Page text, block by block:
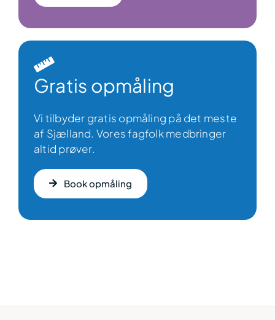
Gratis opmåling
Vi tilbyder gratis opmåling på det meste
af Sjælland. Vores fagfolk medbringer
altid prøver.
Book opmåling